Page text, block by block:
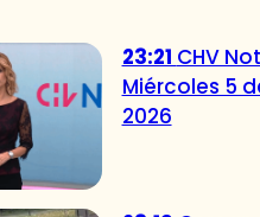
23:21 CHV
Miércoles 5
2026